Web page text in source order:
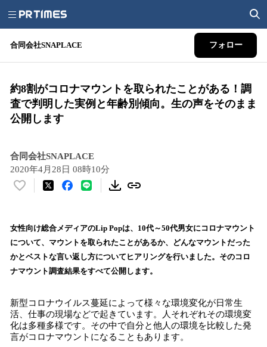
合同会社SNAPLACE フォロー
約8割がコロナマウントを取られたことがある！調
査で判明した実例と年齢別傾向。生の声をそのまま
公開します
合同会社SNAPLACE
2020年4月28日 08時10分
い
！
数
を
読
み
中
で
す
女性向け総合メディアのLip Popは、10代～50代男女にコロナマウント
について、マウントを取られたことがあるか、どんなマウントだった
かとベストな言い返し方についてヒアリングを行いました。そのコロ
ナマウント調査結果をすべて公開します。
新型コロナウイルス蔓延によって様々な環境変化が日常生
活、仕事の現場などで起きています。人それぞれその環境変
化は多種多様です。その中で自分と他人の環境を比較した発
言がコロナマウントになることもあります。